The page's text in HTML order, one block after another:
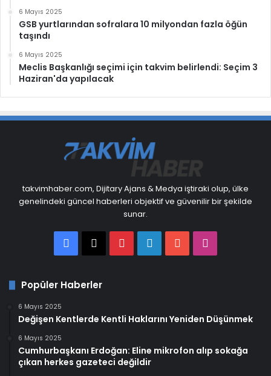
6 Mayıs 2025
GSB yurtlarından sofralara 10 milyondan fazla öğün
taşındı
6 Mayıs 2025
Meclis Başkanlığı seçimi için takvim belirlendi: Seçim 3
Haziran'da yapılacak
takvimhaber.com, Dijitary Ajans & Medya iştiraki olup, ülke
genelindeki güncel haberleri objektif ve güvenilir bir şekilde
sunar.
Facebook
X PinterestLinkedInYouTube
Popüler Haberler
6 Mayıs 2025
Değişen Kentlerde Kentli Haklarını Yeniden Düşünmek
6 Mayıs 2025
Cumhurbaşkanı Erdoğan: Eline mikrofon alıp sokağa
çıkan herkes gazeteci değildir